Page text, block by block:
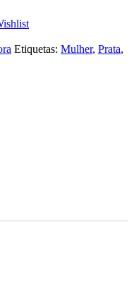
Etiquetas: Mulher, Prata,